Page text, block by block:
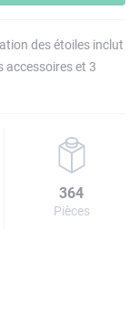
des étoiles inclut
accessoires et 3
364
Pièces